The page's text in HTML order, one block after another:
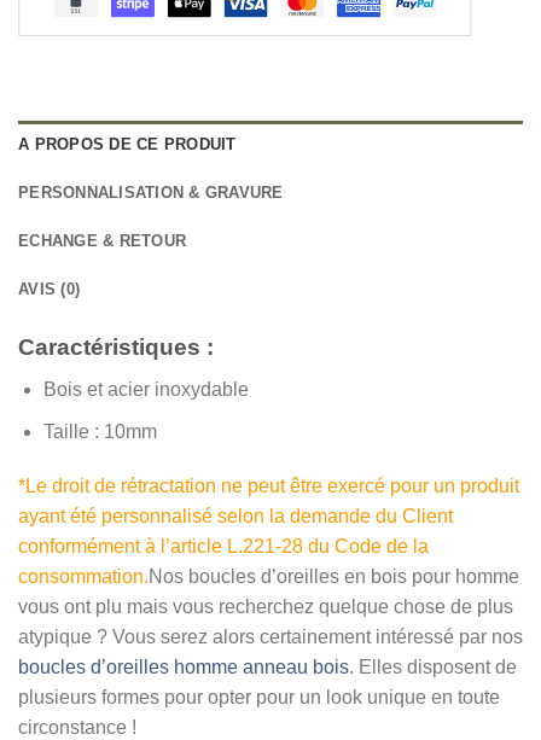
A PROPOS DE CE PRODUIT
PERSONNALISATION & GRAVURE
ECHANGE & RETOUR
AVIS (0)
Caractéristiques :
Bois et acier inoxydable
Taille : 10mm
*Le droit de rétractation ne peut être exercé pour un produit
ayant été personnalisé selon la demande du Client
conformément à l’article L.221-28 du Code de la
consommation.Nos boucles d’oreilles en bois pour homme
vous ont plu mais vous recherchez quelque chose de plus
atypique ? Vous serez alors certainement intéressé par nos
boucles d’oreilles homme anneau bois. Elles disposent de
plusieurs formes pour opter pour un look unique en toute
circonstance !